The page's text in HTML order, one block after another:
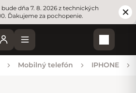
dňa 7. 8. 2026 z technických
Ďakujeme za pochopenie.
Mobilný telefón IPHONE